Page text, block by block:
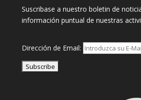
Suscribase a nuestro boletin de
información puntual de nuestras
Dirección de Email: